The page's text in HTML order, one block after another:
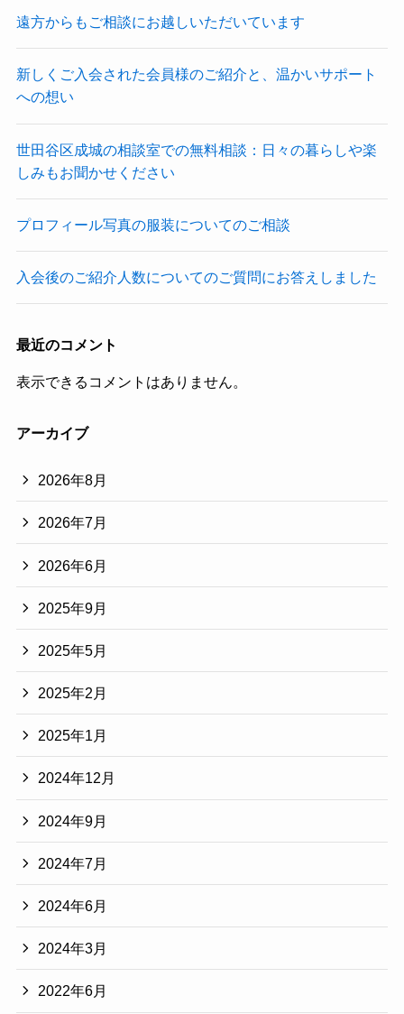
遠方からもご相談にお越しいただいています
新しくご入会された会員様のご紹介と、温かいサポート
への想い
世田谷区成城の相談室での無料相談：日々の暮らしや楽
しみもお聞かせください
プロフィール写真の服装についてのご相談
入会後のご紹介人数についてのご質問にお答えしました
最近のコメント
表示できるコメントはありません。
アーカイブ
2026年8月
2026年7月
2026年6月
2025年9月
2025年5月
2025年2月
2025年1月
2024年12月
2024年9月
2024年7月
2024年6月
2024年3月
2022年6月